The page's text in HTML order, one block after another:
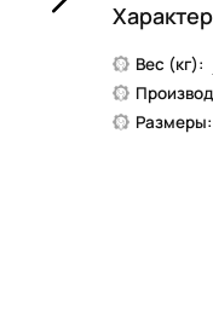
Вес (кг):
Размеры: